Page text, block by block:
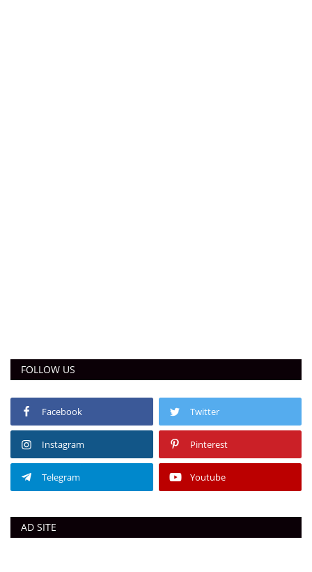
FOLLOW US
Facebook Twitter
Instagram Pinterest
Telegram Youtube
AD SITE